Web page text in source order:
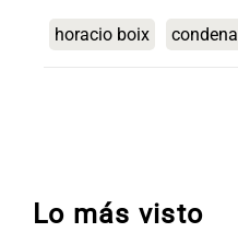
horacio boix condena
Lo más visto